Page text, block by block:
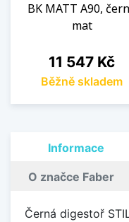
BK MATT A90,
mat
Cena
11 547 Kč
Běžně skladem
Informace
O značce Faber
Černá digestoř